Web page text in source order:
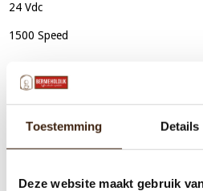
Toestemming Details
Deze website maakt gebruik
24 Vdc
1500 Speed